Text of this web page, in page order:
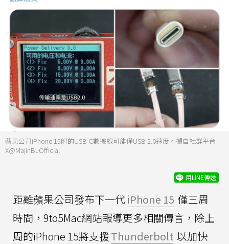
蘋果公司iPhone 15附的USB-C數據線可能僅USB 2.0速度。擷自社群平台
X@MajinBuOfficial
用LINE傳送
距離蘋果公司發布下一代iPhone 15 僅三周
時間，9to5Mac網站報導更多相關傳言，除上
周的iPhone 15將支援Thunderbolt 以加快